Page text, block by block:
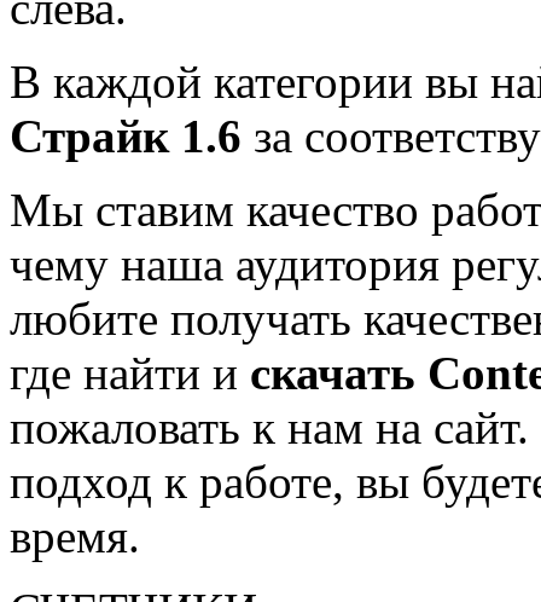
В каждой категории вы
Страйк 1.6 за
Мы ставим качество
чему наша аудитория
любите получать
где найти и скачать
пожаловать к нам на
подход к работе, вы
время.